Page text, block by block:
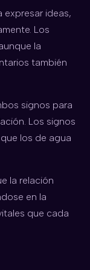
expresar ideas,
Los
la
también
signos para
Los signos
los de agua
la relación
en la
que cada